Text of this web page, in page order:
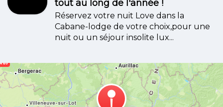
tout au long de l'année !
Réservez votre nuit Love dans la
Cabane-lodge de votre choix,pour une
nuit ou un séjour insolite lux...